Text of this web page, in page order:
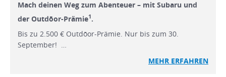
Mach deinen Weg zum Abenteuer – mit Subaru und
der Outdōor-Prämie1.
Bis zu 2.500 € Outdōor-Prämie. Nur bis zum 30.
September! …
MEHR ERFAHREN